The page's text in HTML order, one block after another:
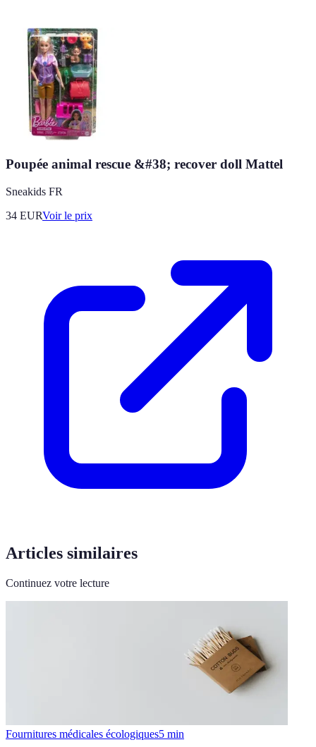
Poupée animal rescue &#38; recover doll Mattel
Sneakids FR
34 EURVoir le prix
Articles similaires
Continuez votre lecture
Fournitures médicales écologiques5 min